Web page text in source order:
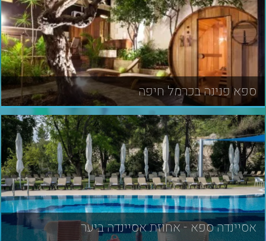
ספא פנינה בכרמל חיפה
אסיינדה ספא - אחוזת אסיינדה ביער